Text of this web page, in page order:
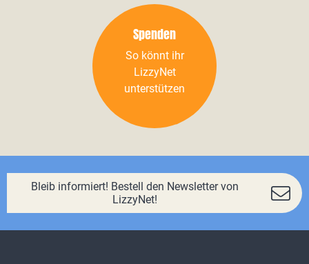
Spenden
So könnt ihr
LizzyNet
unterstützen
Bleib informiert! Bestell den Newsletter von
LizzyNet!